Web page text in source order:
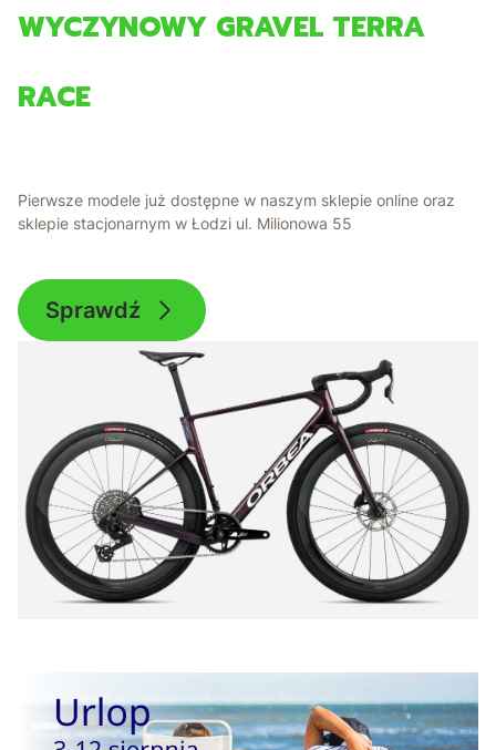
WYCZYNOWY GRAVEL TERRA
RACE
Pierwsze modele już dostępne w naszym sklepie online oraz
sklepie stacjonarnym w Łodzi ul. Milionowa 55
Sprawdź